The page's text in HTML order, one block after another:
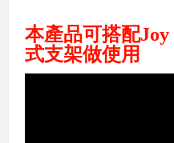
本產品可搭配Joy
式支架做使用